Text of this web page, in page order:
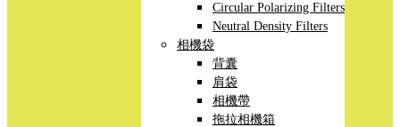
Circular Polarizing Filters
Neutral Density Filters
相機袋
背囊
肩袋
相機帶
拖拉相機箱